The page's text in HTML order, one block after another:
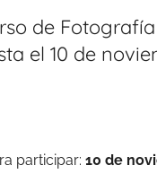
de
el 10 de
participar: 10 de